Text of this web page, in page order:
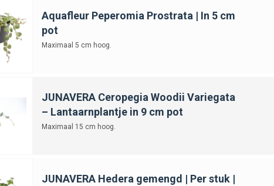
Aquafleur Peperomia Prostrata | In 5 cm
pot
Maximaal 5 cm hoog.
JUNAVERA Ceropegia Woodii Variegata
– Lantaarnplantje in 9 cm pot
Maximaal 15 cm hoog.
JUNAVERA Hedera gemengd | Per stuk |